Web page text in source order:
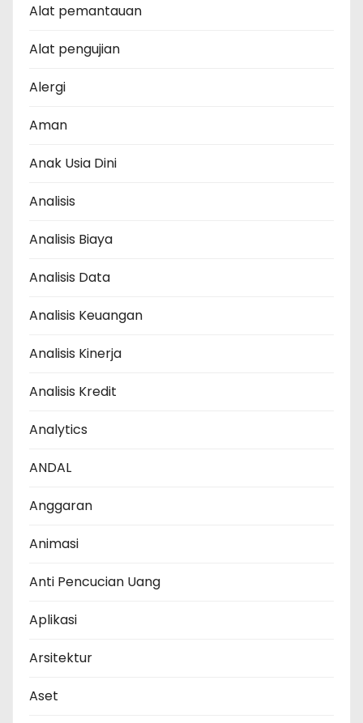
Alat pemantauan
Alat pengujian
Alergi
Aman
Anak Usia Dini
Analisis
Analisis Biaya
Analisis Data
Analisis Keuangan
Analisis Kinerja
Analisis Kredit
Analytics
ANDAL
Anggaran
Animasi
Anti Pencucian Uang
Aplikasi
Arsitektur
Aset